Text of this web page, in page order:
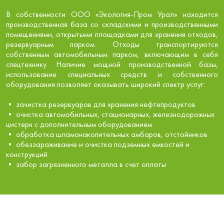
В собственности ООО «Экология-Пром Урал» находится
производственная база со складскими и производственными
помещениями, открытыми площадками для хранения отходов,
резервуарным парком. Отходы транспортируются
собственным автомобильным парком, включающим в себя
спецтехнику. Наличие мощной производственной базы,
использование специальных средств и собственного
оборудования позволяет оказывать широкий спектр услуг:
• зачистка резервуаров для хранения нефтепродуктов
• очистка автомобильных, стационарных, железнодорожных
цистерн с дополнительным оборудованием
• обработка шламонакопительных амбаров, отстойников
• обеззараживание и очистка подземных емкостей и
конструкций
• забор загрязненного металла в счет оплаты